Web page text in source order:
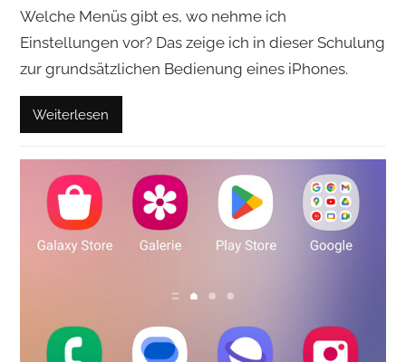
Welche Menüs gibt es, wo nehme ich
Einstellungen vor? Das zeige ich in dieser Schulung
zur grundsätzlichen Bedienung eines iPhones.
Weiterlesen